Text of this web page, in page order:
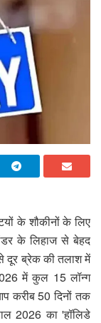
के शौकीनों के लिए
के लिहाज से बेहद
दूर ब्रेक की तलाश में
में कुल 15 लॉन्ग
करीब 50 दिनों तक
2026 का 'हॉलिडे